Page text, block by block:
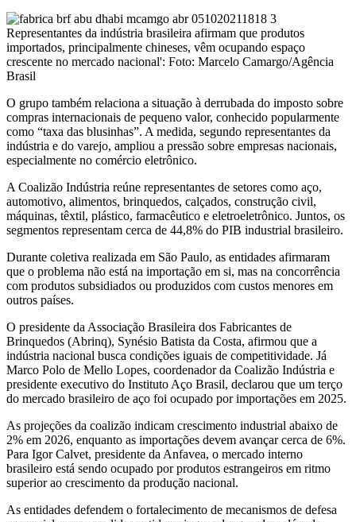
Representantes da indústria brasileira afirmam que produtos
importados, principalmente chineses, vêm ocupando espaço
crescente no mercado nacional': Foto: Marcelo Camargo/Agência
Brasil
O grupo também relaciona a situação à derrubada do imposto sobre
compras internacionais de pequeno valor, conhecido popularmente
como “taxa das blusinhas”. A medida, segundo representantes da
indústria e do varejo, ampliou a pressão sobre empresas nacionais,
especialmente no comércio eletrônico.
A Coalizão Indústria reúne representantes de setores como aço,
automotivo, alimentos, brinquedos, calçados, construção civil,
máquinas, têxtil, plástico, farmacêutico e eletroeletrônico. Juntos, os
segmentos representam cerca de 44,8% do PIB industrial brasileiro.
Durante coletiva realizada em São Paulo, as entidades afirmaram
que o problema não está na importação em si, mas na concorrência
com produtos subsidiados ou produzidos com custos menores em
outros países.
O presidente da Associação Brasileira dos Fabricantes de
Brinquedos (Abrinq), Synésio Batista da Costa, afirmou que a
indústria nacional busca condições iguais de competitividade. Já
Marco Polo de Mello Lopes, coordenador da Coalizão Indústria e
presidente executivo do Instituto Aço Brasil, declarou que um terço
do mercado brasileiro de aço foi ocupado por importações em 2025.
As projeções da coalizão indicam crescimento industrial abaixo de
2% em 2026, enquanto as importações devem avançar cerca de 6%.
Para Igor Calvet, presidente da Anfavea, o mercado interno
brasileiro está sendo ocupado por produtos estrangeiros em ritmo
superior ao crescimento da produção nacional.
As entidades defendem o fortalecimento de mecanismos de defesa